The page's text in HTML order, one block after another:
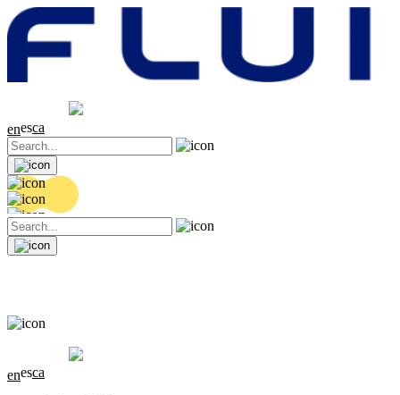
0.08 (+0.39%)
enesca
0.08 (+0.39%)
enesca